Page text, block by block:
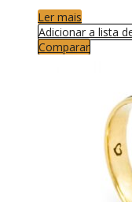
Ler mais
Adicionar a lista
Comparar